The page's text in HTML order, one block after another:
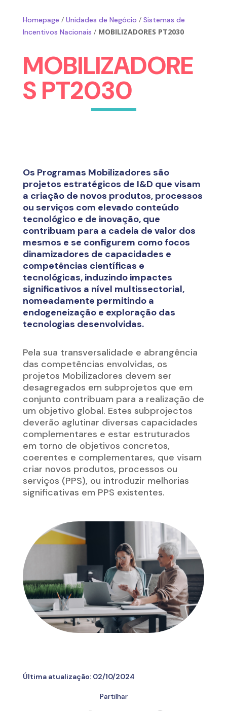
Homepage / Unidades de Negócio / Sistemas de
Incentivos Nacionais / MOBILIZADORES PT2030
MOBILIZADORE
S PT2030
Os Programas Mobilizadores são
projetos estratégicos de I&D que visam
a criação de novos produtos, processos
ou serviços com elevado conteúdo
tecnológico e de inovação, que
contribuam para a cadeia de valor dos
mesmos e se configurem como focos
dinamizadores de capacidades e
competências científicas e
tecnológicas, induzindo impactes
significativos a nível multissectorial,
nomeadamente permitindo a
endogeneização e exploração das
tecnologias desenvolvidas.
Pela sua transversalidade e abrangência
das competências envolvidas, os
projetos Mobilizadores devem ser
desagregados em subprojetos que em
conjunto contribuam para a realização de
um objetivo global. Estes subprojectos
deverão aglutinar diversas capacidades
complementares e estar estruturados
em torno de objetivos concretos,
coerentes e complementares, que visam
criar novos produtos, processos ou
serviços (PPS), ou introduzir melhorias
significativas em PPS existentes.
Última atualização: 02/10/2024
Partilhar